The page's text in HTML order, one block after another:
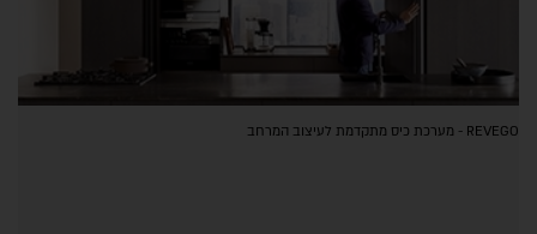
REVEGO - מערכת כיס מתקדמת לעיצוב המרחב